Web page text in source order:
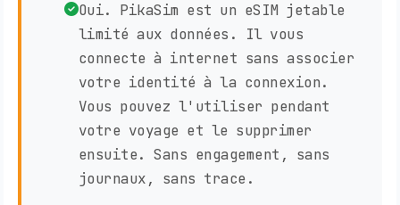
Oui. PikaSim est un eSIM jetable
limité aux données. Il vous
connecte à internet sans associer
votre identité à la connexion.
Vous pouvez l'utiliser pendant
votre voyage et le supprimer
ensuite. Sans engagement, sans
journaux, sans trace.